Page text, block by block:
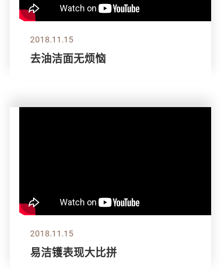
2018.11.15
去油洁面无烦恼
2018.11.15
易洁镬表现大比拼